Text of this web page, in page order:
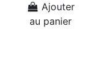
Ajouter
au panier